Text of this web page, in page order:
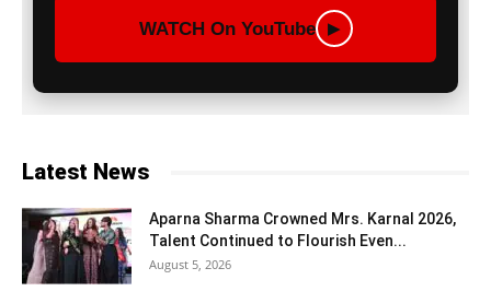
WATCH On YouTube ▶
Latest News
Aparna Sharma Crowned Mrs. Karnal 2026,
Talent Continued to Flourish Even...
August 5, 2026